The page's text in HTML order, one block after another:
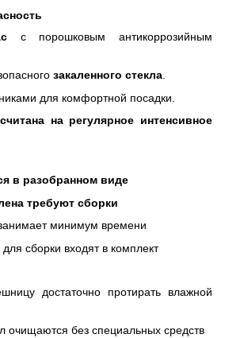
с порошковым антикоррозийным
закаленного стекла.
для комфортной посадки.
на регулярное интенсивное
в разобранном виде
требуют сборки
минимум времени
сборки входят в комплект
достаточно протирать влажной
очищаются без специальных средств